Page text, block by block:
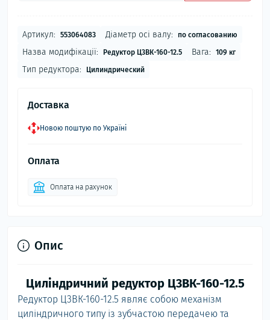
Артикул: 553064083 Діаметр осі валу: по согласованию
Назва модифікації: Редуктор Ц3ВК-160-12.5 Вага: 109 кг
Тип редуктора: Цилиндрический
Доставка
Новою поштую по Україні
Оплата
Оплата на рахунок
Опис
Циліндричний редуктор Ц3ВК-160-12.5
Редуктор Ц3ВК-160-12.5 являє собою механізм
циліндричного типу із зубчастою передачею та